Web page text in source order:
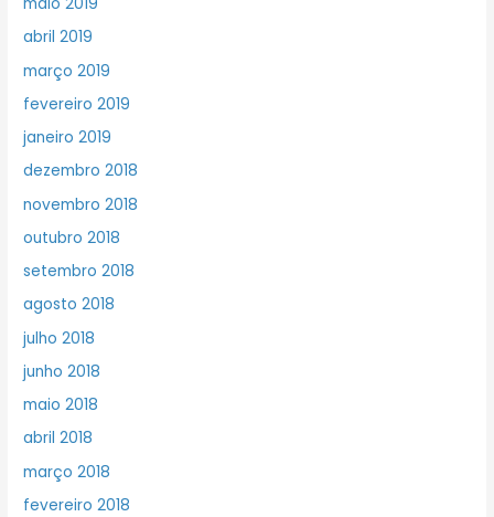
abril 2019
março 2019
fevereiro 2019
janeiro 2019
dezembro 2018
novembro 2018
outubro 2018
setembro 2018
agosto 2018
julho 2018
junho 2018
maio 2018
abril 2018
março 2018
fevereiro 2018